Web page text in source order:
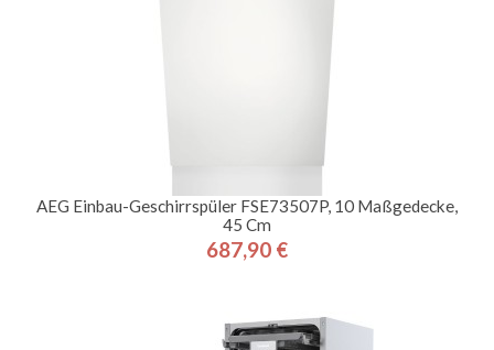
AEG Einbau-Geschirrspüler FSE73507P, 10 Maßgedecke,
45 Cm
Preis
687,90 €